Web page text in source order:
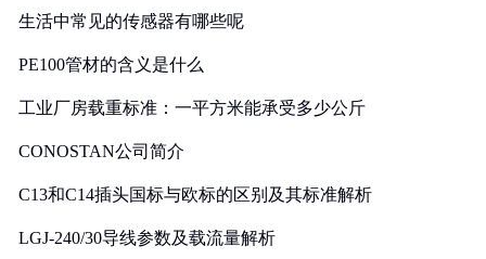
生活中常见的传感器有哪些呢
PE100管材的含义是什么
工业厂房载重标准：一平方米能承受多少公斤
CONOSTAN公司简介
C13和C14插头国标与欧标的区别及其标准解析
LGJ-240/30导线参数及载流量解析